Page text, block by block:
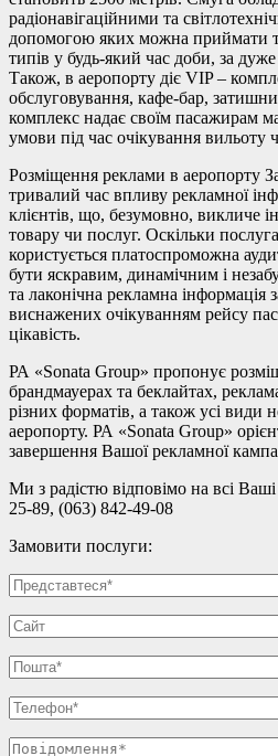
радіонавігаційними та
допомогою яких можна приймати
типів у будь-який час доби, за
Також, в аеропорту діє VIP –
обслуговування, кафе-бар,
комплекс надає своїм пасажирам
умови під час очікування вильоту
Розміщення реклами в аеропорту
тривалий час впливу рекламної
клієнтів, що, безумовно, викличе
товару чи послуг. Оскільки
користується платоспроможна
бути яскравим, динамічним і
та лаконічна рекламна інформація
виснажених очікуванням рейсу
цікавість.
РА «Sonata Group» пропонує
брандмауерах та беклайтах,
різних форматів, а також усі види
аеропорту. РА «Sonata Group»
завершення Вашої рекламної
Ми з радістю відповімо на всі
25-89, (063) 842-49-08
Замовити послуги: